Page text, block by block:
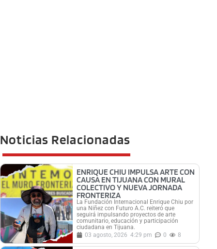
Noticias Relacionadas
ENRIQUE CHIU IMPULSA ARTE CON
CAUSA EN TIJUANA CON MURAL
COLECTIVO Y NUEVA JORNADA
FRONTERIZA
La Fundación Internacional Enrique Chiu por
una Niñez con Futuro A.C. reiteró que
seguirá impulsando proyectos de arte
comunitario, educación y participación
ciudadana en Tijuana.
03 agosto, 2026 4:29 pm 0 8